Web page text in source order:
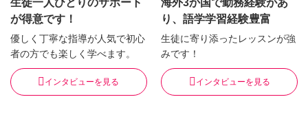
生徒一人ひとりのサポート
が得意です！
優しく丁寧な指導が人気で初心
者の方でも楽しく学べます。
インタビューを見る
海外3か国で勤務経験があ
り、語学学習経験豊富
生徒に寄り添ったレッスンが強
みです！
インタビューを見る